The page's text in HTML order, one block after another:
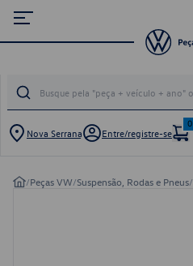
Nova Serrana Entre/registre-se
0
/Peças VW/Suspensão, Rodas e Pneus/